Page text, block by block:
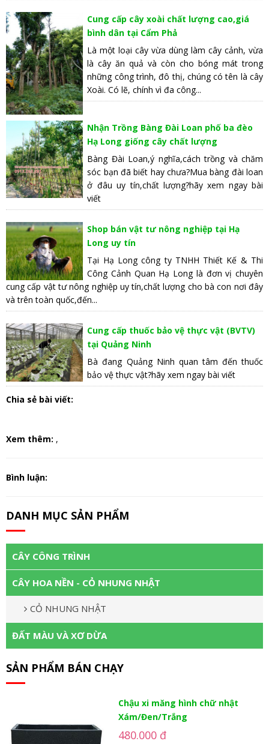
Cung cấp cây xoài chất lượng cao,giá
bình dân tại Cẩm Phả
Là một loại cây vừa dùng làm cây cảnh, vừa
là cây ăn quả và còn cho bóng mát trong
những công trình, đô thị, chúng có tên là cây
Xoài. Có lẽ, chính vì đa công...
Nhận Trồng Bàng Đài Loan phố ba đèo
Hạ Long giống cây chất lượng
Bàng Đài Loan,ý nghĩa,cách trồng và chăm
sóc bạn đã biết hay chưa?Mua bàng đài loan
ở đâu uy tín,chất lượng?hãy xem ngay bài
viết
Shop bán vật tư nông nghiệp tại Hạ
Long uy tín
Tại Hạ Long công ty TNHH Thiết Kế & Thi
Công Cảnh Quan Hạ Long là đơn vị chuyên
cung cấp vật tư nông nghiệp uy tín,chất lượng cho bà con nơi đây
và trên toàn quốc,đến...
Cung cấp thuốc bảo vệ thực vật (BVTV)
tại Quảng Ninh
Bà đang Quảng Ninh quan tâm đến thuốc
bảo vệ thực vật?hãy xem ngay bài viết
Chia sẻ bài viết:
Xem thêm: ,
Bình luận:
DANH MỤC SẢN PHẨM
CÂY CÔNG TRÌNH
CÂY HOA NỀN - CỎ NHUNG NHẬT
CỎ NHUNG NHẬT
ĐẤT MÀU VÀ XƠ DỪA
SẢN PHẨM BÁN CHẠY
Chậu xi măng hình chữ nhật
Xám/Đen/Trắng
480.000 đ